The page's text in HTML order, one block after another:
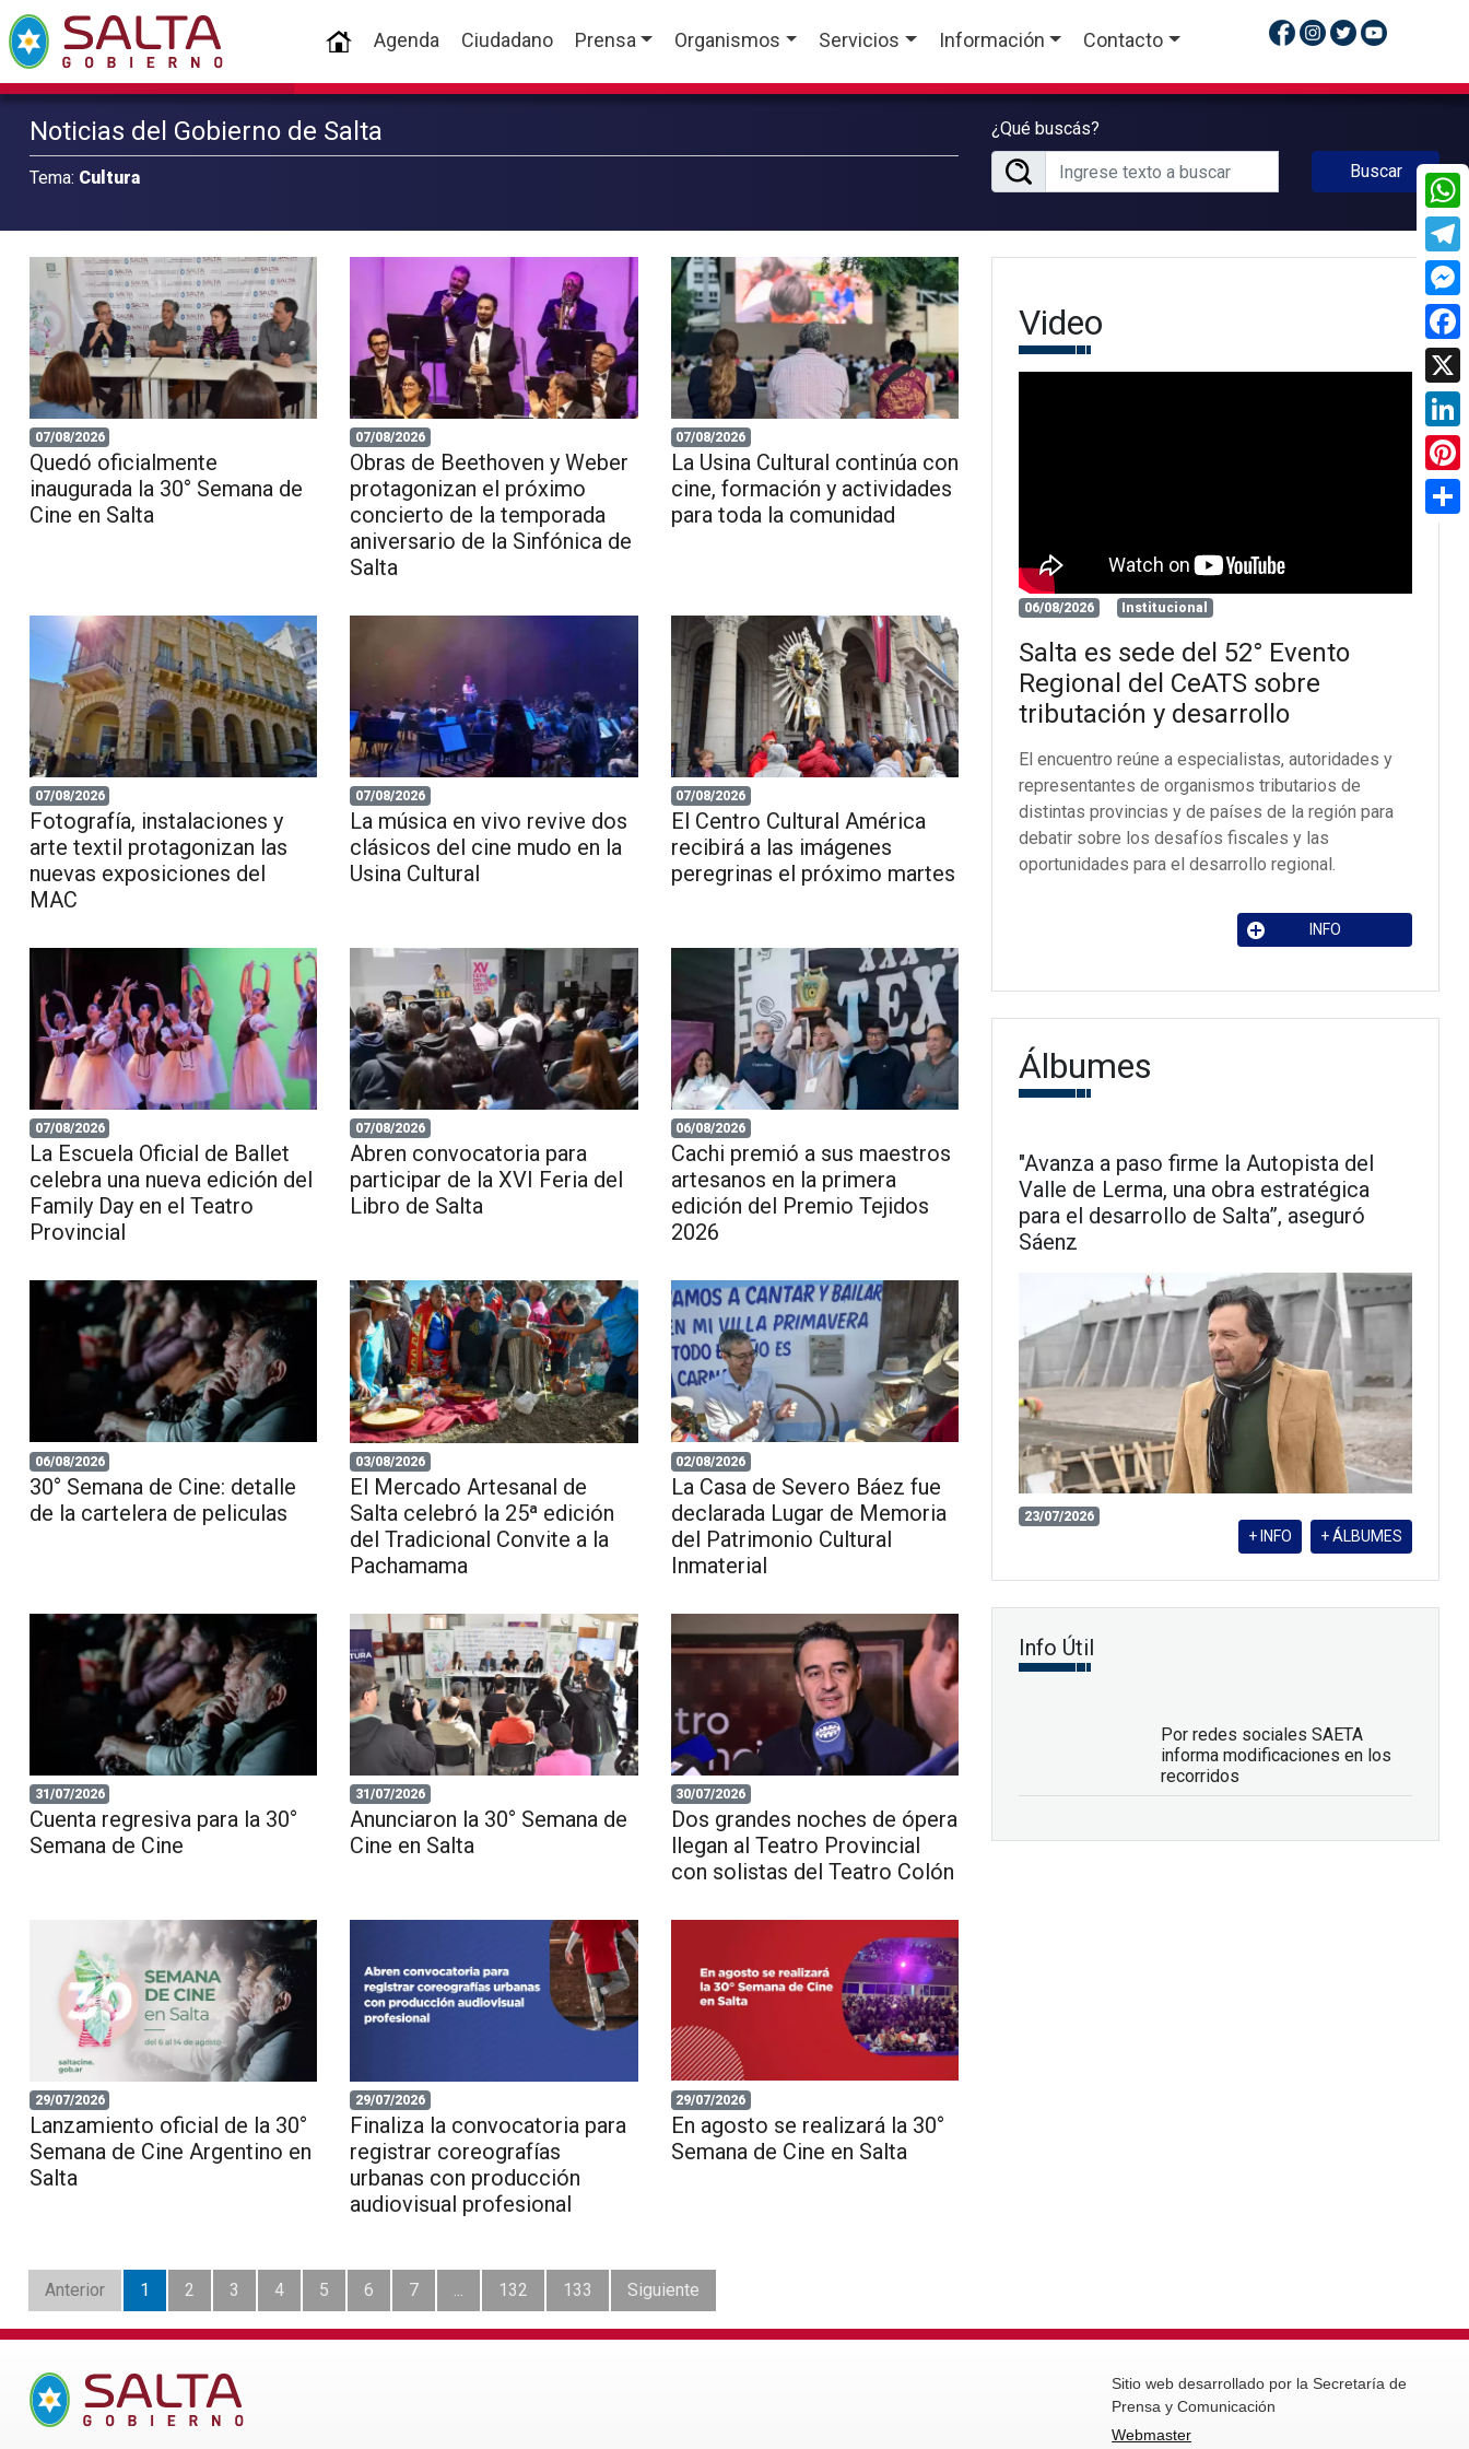
(current)
Agenda Ciudadano Prensa Organismos Servicios Información Contacto
Noticias del Gobierno de Salta
Tema: Cultura
¿Qué buscás?
Buscar
07/08/2026
Quedó oficialmente
inaugurada la 30° Semana de
Cine en Salta
07/08/2026
Obras de Beethoven y Weber
protagonizan el próximo
concierto de la temporada
aniversario de la Sinfónica de
Salta
07/08/2026
La Usina Cultural continúa con
cine, formación y actividades
para toda la comunidad
07/08/2026
Fotografía, instalaciones y
arte textil protagonizan las
nuevas exposiciones del
MAC
07/08/2026
La música en vivo revive dos
clásicos del cine mudo en la
Usina Cultural
07/08/2026
El Centro Cultural América
recibirá a las imágenes
peregrinas el próximo martes
07/08/2026
La Escuela Oficial de Ballet
celebra una nueva edición del
Family Day en el Teatro
Provincial
07/08/2026
Abren convocatoria para
participar de la XVI Feria del
Libro de Salta
06/08/2026
Cachi premió a sus maestros
artesanos en la primera
edición del Premio Tejidos
2026
06/08/2026
30° Semana de Cine: detalle
de la cartelera de peliculas
03/08/2026
El Mercado Artesanal de
Salta celebró la 25ª edición
del Tradicional Convite a la
Pachamama
02/08/2026
La Casa de Severo Báez fue
declarada Lugar de Memoria
del Patrimonio Cultural
Inmaterial
31/07/2026
Cuenta regresiva para la 30°
Semana de Cine
31/07/2026
Anunciaron la 30° Semana de
Cine en Salta
30/07/2026
Dos grandes noches de ópera
llegan al Teatro Provincial
con solistas del Teatro Colón
29/07/2026
Lanzamiento oficial de la 30°
Semana de Cine Argentino en
Salta
29/07/2026
Finaliza la convocatoria para
registrar coreografías
urbanas con producción
audiovisual profesional
29/07/2026
En agosto se realizará la 30°
Semana de Cine en Salta
Anterior 1 2 3 4 5 6 7 ... 132 133 Siguiente
Video
06/08/2026 Institucional
Salta es sede del 52° Evento
Regional del CeATS sobre
tributación y desarrollo
El encuentro reúne a especialistas, autoridades y
representantes de organismos tributarios de
distintas provincias y de países de la región para
debatir sobre los desafíos fiscales y las
oportunidades para el desarrollo regional.
INFO
Álbumes
"Avanza a paso firme la Autopista del
Valle de Lerma, una obra estratégica
para el desarrollo de Salta”, aseguró
Sáenz
23/07/2026
+ ÁLBUMES
+ INFO
Info Útil
Por redes sociales SAETA
informa modificaciones en los
recorridos
Sitio web desarrollado por la Secretaría de
Prensa y Comunicación
Webmaster
X